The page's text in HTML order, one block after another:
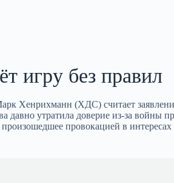
игру без правил
Хенрихманн (ХДС) считает
утратила доверие из‑за войны
провокацией в